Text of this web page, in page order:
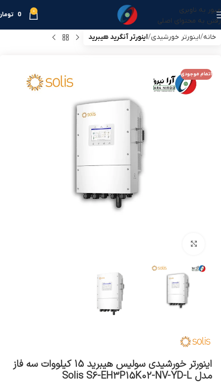
عبور به ناوبری
رفتن به محتوای اصلی
0
0
خانه اینورتر خورشیدی اینورتر آنگرید هیبرید
اتمام موجودی
اینورتر خورشیدی سولیس هیبرید 15 کیلووات سه فاز
مدل Solis S6-EH3P15K02-NV-YD-L